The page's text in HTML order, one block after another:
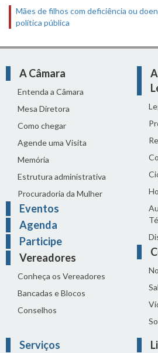
Mães de filhos com deficiência ou
política pública
A Câmara
Entenda a Câmara
Mesa Diretora
Como chegar
Agende uma Visita
Memória
Estrutura administrativa
Procuradoria da Mulher
Eventos
Agenda
Participe
Vereadores
Conheça os Vereadores
Bancadas e Blocos
Conselhos
Serviços